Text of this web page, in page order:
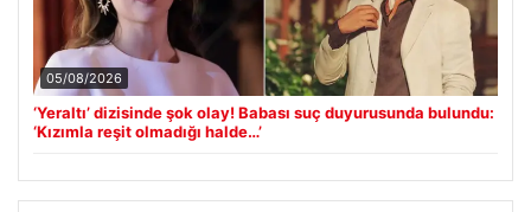
05/08/2026
‘Yeraltı’ dizisinde şok olay! Babası suç duyurusunda bulundu:
‘Kızımla reşit olmadığı halde…’